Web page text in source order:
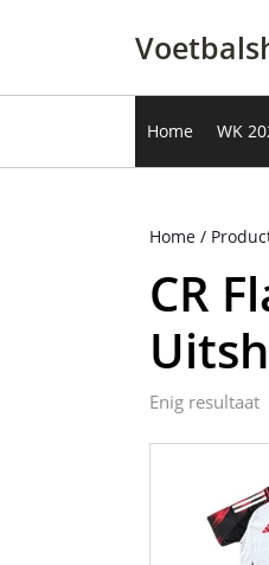
inhoud
Home WK
Home /
CR
Enig resultaat